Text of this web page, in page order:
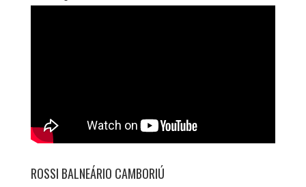
ROSSI BALNEÁRIO CAMBORIÚ